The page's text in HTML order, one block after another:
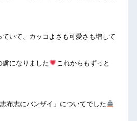
いて、カッコよさも可愛さも増して
になりました
これからもずっと
布志にバンザイ」についてでした